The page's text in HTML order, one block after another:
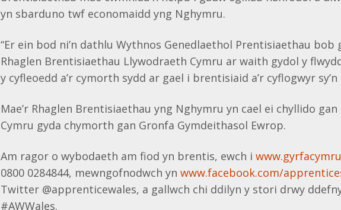
yn sbarduno twf economaidd yng Nghymru.
“Er ein bod ni’n dathlu Wythnos Genedlaethol Prentisiaethau bob
Rhaglen Brentisiaethau Llywodraeth Cymru ar waith gydol y
y cyfleoedd a’r cymorth sydd ar gael i brentisiaid a’r cyflogwyr
Mae’r Rhaglen Brentisiaethau yng Nghymru yn cael ei chyllido
Cymru gyda chymorth gan Gronfa Gymdeithasol Ewrop.
Am ragor o wybodaeth am fiod yn brentis, ewch i
0800 0284844, mewngofnodwch ynwww.facebook.com/
Twitter @apprenticewales, a gallwch chi ddilyn y stori drwy
#AWWales.